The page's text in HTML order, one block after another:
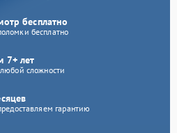
бесплатно
бесплатно
7+ лет
сложности
гарантию